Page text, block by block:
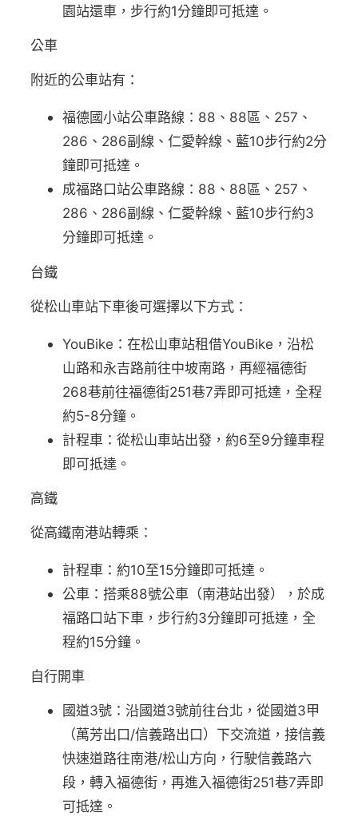
園站還車，步行約1分鐘即可抵達。
公車
附近的公車站有：
福德國小站公車路線：88、88區、257、
286、286副線、仁愛幹線、藍10步行約2分
鐘即可抵達。
成福路口站公車路線：88、88區、257、
286、286副線、仁愛幹線、藍10步行約3
分鐘即可抵達。
台鐵
從松山車站下車後可選擇以下方式：
YouBike：在松山車站租借YouBike，沿松
山路和永吉路前往中坡南路，再經福德街
268巷前往福德街251巷7弄即可抵達，全程
約5-8分鐘。
計程車：從松山車站出發，約6至9分鐘車程
即可抵達。
高鐵
從高鐵南港站轉乘：
計程車：約10至15分鐘即可抵達。
公車：搭乘88號公車（南港站出發），於成
福路口站下車，步行約3分鐘即可抵達，全
程約15分鐘。
自行開車
國道3號：沿國道3號前往台北，從國道3甲
（萬芳出口/信義路出口）下交流道，接信義
快速道路往南港/松山方向，行駛信義路六
段，轉入福德街，再進入福德街251巷7弄即
可抵達。